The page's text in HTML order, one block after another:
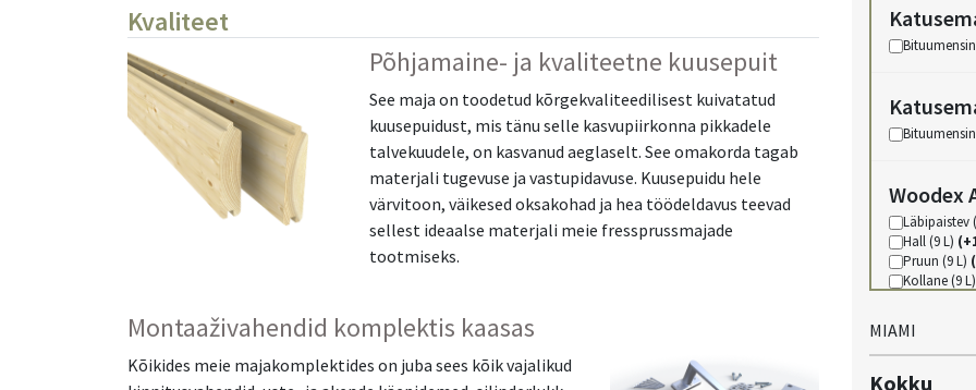
Kvaliteet
Põhjamaine- ja kvaliteetne kuusepuit
See maja on toodetud kõrgekvaliteedilisest kuivatatud
kuusepuidust, mis tänu selle kasvupiirkonna pikkadele
talvekuudele, on kasvanud aeglaselt. See omakorda tagab
materjali tugevuse ja vastupidavuse. Kuusepuidu hele
värvitoon, väikesed oksakohad ja hea töödeldavus teevad
sellest ideaalse materjali meie fressprussmajade
tootmiseks.
Montaaživahendid komplektis kaasas
Kõikides meie majakomplektides on juba sees kõik vajalikud
Woodex
Läbipaistev
Hall (9 L)
Pruun (9 L)
Kollane (9 L)
Punane (9 L)
Roheline (9
Sinine (9 L)
Valge (9 L)
MIAMI
Kokku